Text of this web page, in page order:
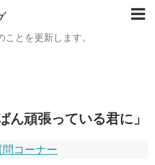
とを更新します。
ん頑張っている君に」
問コーナー